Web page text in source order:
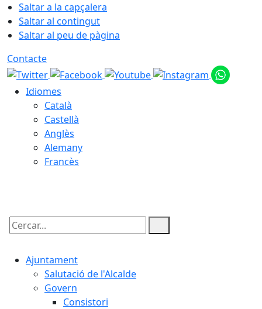
Saltar a la capçalera
Saltar al contingut
Saltar al peu de pàgina
Contacte
Idiomes
Català
Castellà
Anglès
Alemany
Francès
Cercar:
Ajuntament
Salutació de l'Alcalde
Govern
Consistori